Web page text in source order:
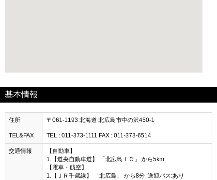
基本情報
住所 〒061-1193 北海道 北広島市中の沢450-1
TEL&FAX TEL : 011-373-1111 FAX : 011-373-6514
交通情報
【自動車】
1.【道央自動車道】 「北広島ＩＣ」 から5km
【電車・航空】
1.【ＪＲ千歳線】 「北広島」 から8分 送迎バス:あり